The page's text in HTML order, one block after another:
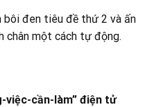
bôi đen tiêu đề thứ 2 và ấn
chân một cách tự động.
việc-cần-làm” điện tử